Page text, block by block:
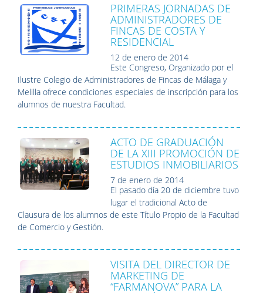
PRIMERAS JORNADAS DE
ADMINISTRADORES DE
FINCAS DE COSTA Y
RESIDENCIAL
12 de enero de 2014
Este Congreso, Organizado por el
Ilustre Colegio de Administradores de Fincas de Málaga y
Melilla ofrece condiciones especiales de inscripción para los
alumnos de nuestra Facultad.
ACTO DE GRADUACIÓN
DE LA XIII PROMOCIÓN DE
ESTUDIOS INMOBILIARIOS
7 de enero de 2014
El pasado día 20 de diciembre tuvo
lugar el tradicional Acto de
Clausura de los alumnos de este Título Propio de la Facultad
de Comercio y Gestión.
VISITA DEL DIRECTOR DE
MARKETING DE
“FARMANOVA” PARA LA